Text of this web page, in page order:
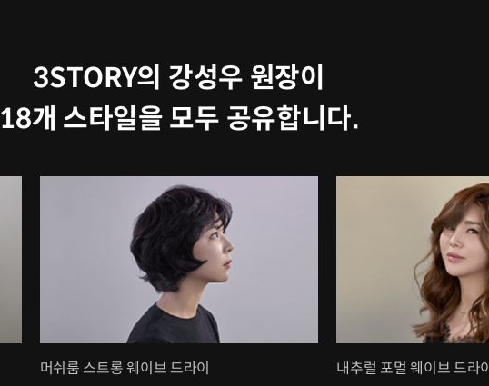
3STORY의 강성우 원장이
18개 스타일을 모두 공유합니다.
머쉬룸 스트롱 웨이브 드라이 내추럴 포멀 웨이브 드라이